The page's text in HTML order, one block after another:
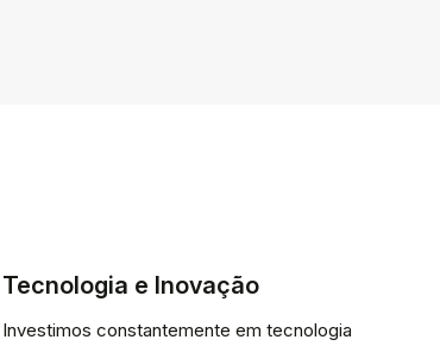
Tecnologia e Inovação
Investimos constantemente em tecnologia